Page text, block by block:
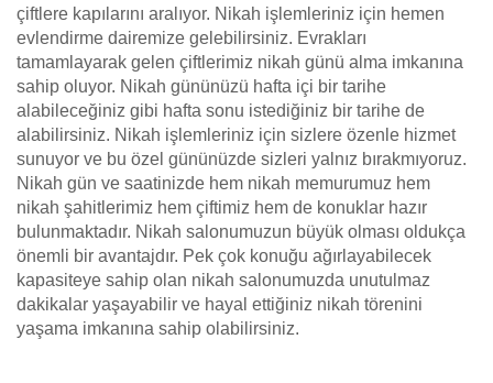
çiftlere kapılarını aralıyor. Nikah işlemleriniz için hemen
evlendirme dairemize gelebilirsiniz. Evrakları
tamamlayarak gelen çiftlerimiz nikah günü alma imkanına
sahip oluyor. Nikah gününüzü hafta içi bir tarihe
alabileceğiniz gibi hafta sonu istediğiniz bir tarihe de
alabilirsiniz. Nikah işlemleriniz için sizlere özenle hizmet
sunuyor ve bu özel gününüzde sizleri yalnız bırakmıyoruz.
Nikah gün ve saatinizde hem nikah memurumuz hem
nikah şahitlerimiz hem çiftimiz hem de konuklar hazır
bulunmaktadır. Nikah salonumuzun büyük olması oldukça
önemli bir avantajdır. Pek çok konuğu ağırlayabilecek
kapasiteye sahip olan nikah salonumuzda unutulmaz
dakikalar yaşayabilir ve hayal ettiğiniz nikah törenini
yaşama imkanına sahip olabilirsiniz.